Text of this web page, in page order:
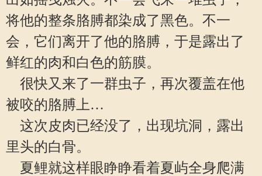
将他的整条胳膊都染成了黑色。不一
会，它们离开了他的胳膊，于是露出了
鲜红的肉和白色的筋膜。
很快又来了一群虫子，再次覆盖在他
被咬的胳膊上…
这次皮肉已经没了，出现坑洞，露出
里头的白骨。
夏鲤就这样眼睁睁看着夏屿全身爬满